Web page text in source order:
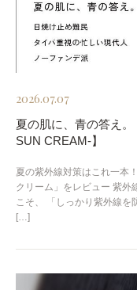
2026.07.07
夏の肌に、青の答え
SUN CREAM-】
夏の紫外線対策はこれ一本
クリーム」をレビュー 紫外
こそ、 「しっかり紫外線を
[…]